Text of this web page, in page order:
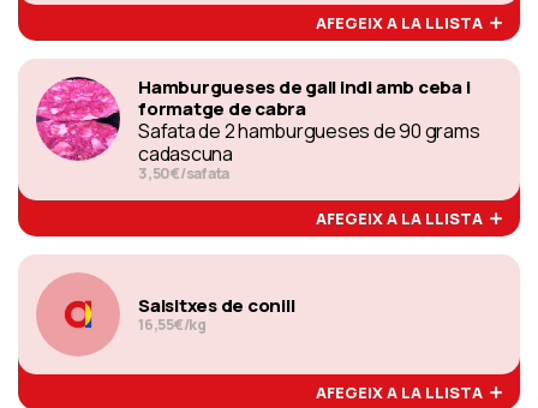
AFEGEIX A LA LLISTA
Hamburgueses de gall indi amb ceba i
formatge de cabra
Safata de 2 hamburgueses de 90 grams
cadascuna
3,50€/safata
AFEGEIX A LA LLISTA
Salsitxes de conill
16,55€/kg
AFEGEIX A LA LLISTA